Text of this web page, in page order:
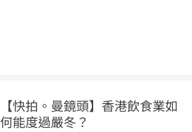
【快拍。曼鏡頭】香港飲食業如
何能度過嚴冬？